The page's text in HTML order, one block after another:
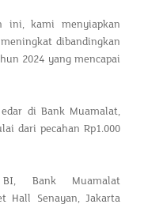
ini, kami menyiapkan
dibandingkan
2024 yang mencapai
di Bank Muamalat,
dari pecahan Rp1.000
BI, Bank Muamalat
Hall Senayan, Jakarta